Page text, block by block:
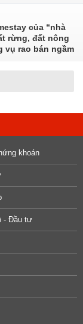
của “nhà
rừng, đất nông
vụ rao bán ngầm
khoán
- Đầu tư